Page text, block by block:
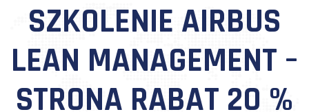
SZKOLENIE AIRBUS
LEAN MANAGEMENT –
STRONA RABAT 20 %